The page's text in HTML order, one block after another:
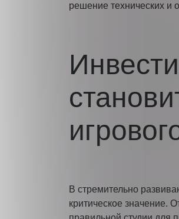
решение технических и
В стремительно
критическое значение.